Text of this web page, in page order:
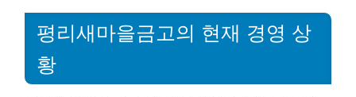
평리새마을금고의 현재 경영 상
황